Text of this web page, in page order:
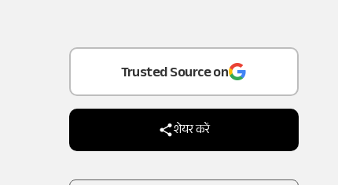
Add
as a
Trusted Source on
शेयर करें